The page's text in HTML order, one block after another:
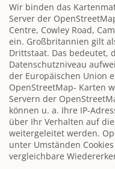
Wir binden das
Server der
Centre, Cowley Road,
ein. Großbritannien gilt
Drittstaat. Das bedeutet,
Datenschutzniveau
der Europäischen Union
OpenStreetMap- Karten
Servern der
können u. a. Ihre IP-
über Ihr Verhalten auf
weitergeleitet werden.
unter Umständen
vergleichbare